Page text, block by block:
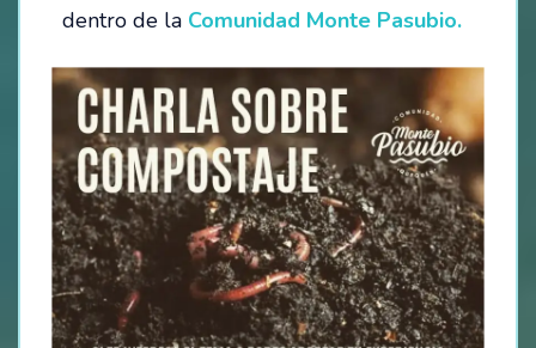
TÉRMINOS Y CONDICIONES
BALNEARIO
EVENTOS
FESTIVAL SEMANA DEL MAR – 2024
OTROS EVENTOS
NOTICIAS
dentro de la Comunidad Monte Pasubio.